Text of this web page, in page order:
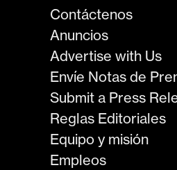
Contáctenos
Anuncios
Advertise with Us
Envíe Notas de
Submit a Press
Reglas Editoriales
Equipo y misión
Empleos